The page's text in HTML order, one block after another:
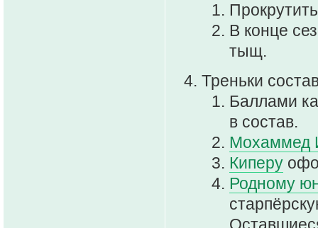
В конце
тыщ.
Треньки
Баллами
в состав.
Мохаммед
Киперу
Родному